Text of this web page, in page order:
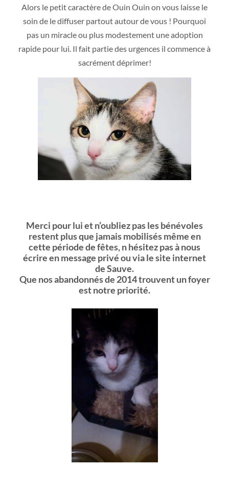
Alors le petit caractère de Ouin Ouin on vous laisse le
soin de le diffuser partout autour de vous ! Pourquoi
pas un miracle ou plus modestement une adoption
rapide pour lui. Il fait partie des urgences il commence à
sacrément déprimer!
Merci pour lui et n’oubliez pas les bénévoles
restent plus que jamais mobilisés même en
cette période de fêtes, n hésitez pas à nous
écrire en message privé ou via le site internet
de Sauve.
Que nos abandonnés de 2014 trouvent un foyer
est notre priorité.